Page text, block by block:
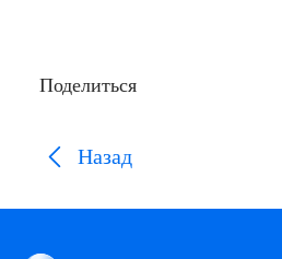
Поделиться
Назад